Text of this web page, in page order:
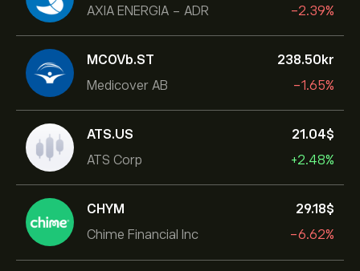
AXIA ENERGIA - ADR
-2.39%
MCOVb.ST
Medicover AB
238.50‎kr‎
-1.65%
ATS.US
ATS Corp
21.04‎$‎
+2.48%
CHYM
Chime Financial Inc
29.18‎$‎
-6.62%